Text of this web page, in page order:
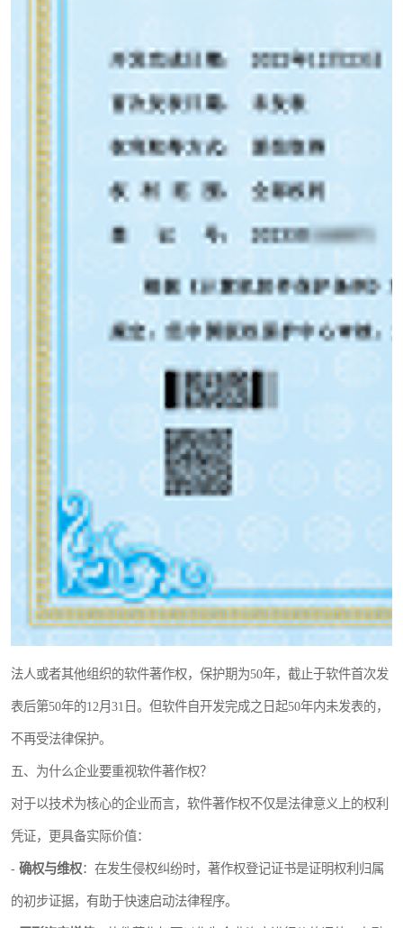
法人或者其他组织的软件著作权，保护期为50年，截止于软件首次发
表后第50年的12月31日。但软件自开发完成之日起50年内未发表的，
不再受法律保护。
五、为什么企业要重视软件著作权？
对于以技术为核心的企业而言，软件著作权不仅是法律意义上的权利
凭证，更具备实际价值：
- 确权与维权：在发生侵权纠纷时，著作权登记证书是证明权利归属
的初步证据，有助于快速启动法律程序。